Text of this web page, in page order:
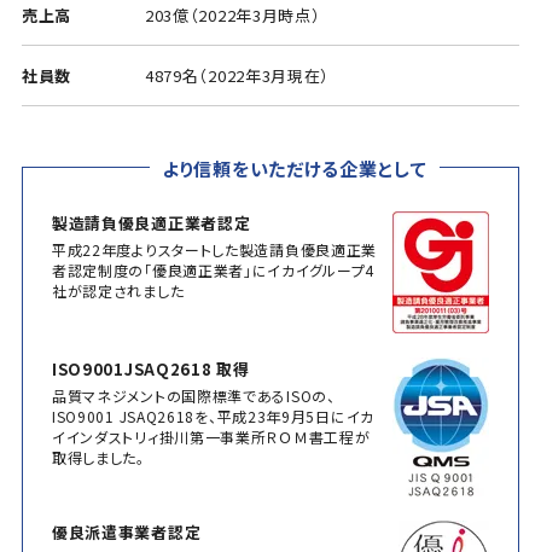
売上高 203億（2022年3月時点）
社員数 4879名（2022年3月現在）
より信頼をいただける企業として
製造請負優良適正業者認定
平成22年度よりスタートした製造請負優良適正業
者認定制度の「優良適正業者」にイカイグループ4
社が認定されました
ISO9001JSAQ2618 取得
品質マネジメントの国際標準であるISOの、
ISO9001 JSAQ2618を、平成23年9月5日にイカ
イインダストリィ掛川第一事業所ＲＯＭ書工程が
取得しました。
優良派遣事業者認定